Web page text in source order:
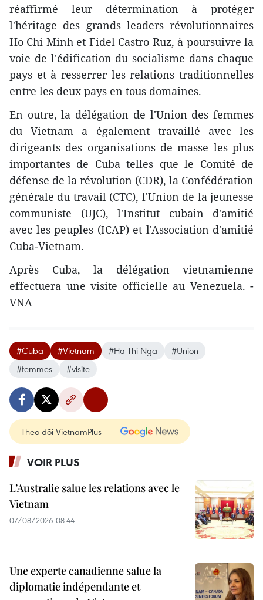
réaffirmé leur détermination à protéger
l'héritage des grands leaders révolutionnaires
Ho Chi Minh et Fidel Castro Ruz, à poursuivre la
voie de l'édification du socialisme dans chaque
pays et à resserrer les relations traditionnelles
entre les deux pays en tous domaines.
En outre, la délégation de l'Union des femmes
du Vietnam a également travaillé avec les
dirigeants des organisations de masse les plus
importantes de Cuba telles que le Comité de
défense de la révolution (CDR), la Confédération
générale du travail (CTC), l'Union de la jeunesse
communiste (UJC), l'Institut cubain d'amitié
avec les peuples (ICAP) et l'Association d'amitié
Cuba-Vietnam.
Après Cuba, la délégation vietnamienne
effectuera une visite officielle au Venezuela. -
VNA
#Cuba #Vietnam #Ha Thi Nga
#Union
#femmes
#visite
Theo dõi VietnamPlus
VOIR PLUS
L’Australie salue les relations avec le
Vietnam
07/08/2026 08:44
Une experte canadienne salue la
diplomatie indépendante et